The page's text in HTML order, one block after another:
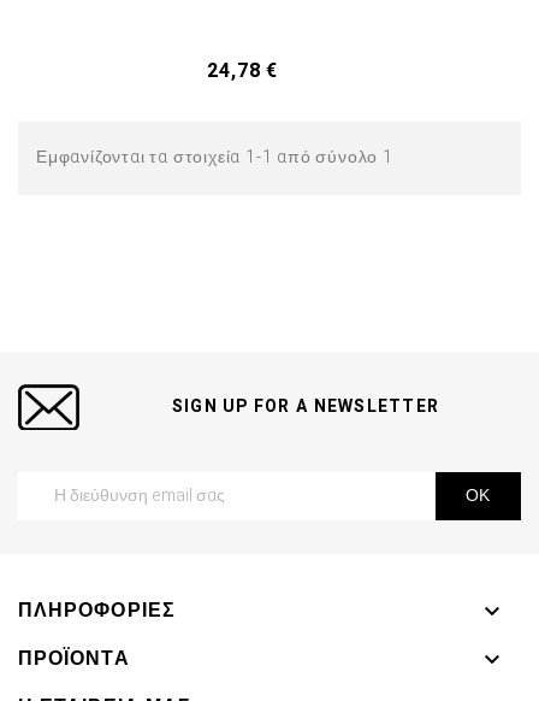
Τιμή
24,78 €
Εμφανίζονται τα στοιχεία 1-1 από σύνολο 1
SIGN UP FOR A NEWSLETTER
ΠΛΗΡΟΦΟΡΊΕΣ

ΠΡΟΪΌΝΤΑ
